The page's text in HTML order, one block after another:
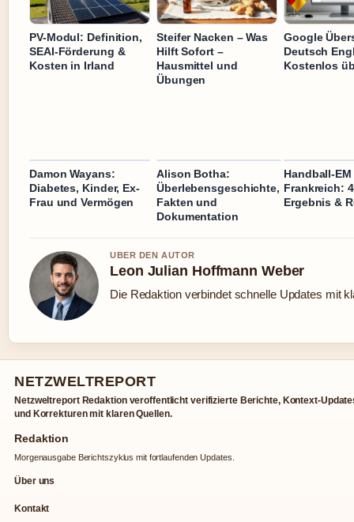
PV-Modul: Definition,
SEAI-Förderung &
Kosten in Irland
Steifer Nacken – Was
Hilft Sofort –
Hausmittel und
Übungen
Google
Deutsch
Kostenlos
Damon Wayans:
Diabetes, Kinder, Ex-
Frau und Vermögen
Alison Botha:
Überlebensgeschichte,
Fakten und
Dokumentation
Handball-
Frankreich:
Ergebnis &
UBER DEN AUTOR
Leon Julian Hoffmann Weber
Die Redaktion verbindet schnelle Updates mit
NETZWELTREPORT
Netzweltreport Redaktion veroffentlicht verifizierte Berichte, Kontext-
und Korrekturen mit klaren Quellen.
Redaktion
Morgenausgabe Berichtszyklus mit fortlaufenden Updates.
Über uns
Kontakt